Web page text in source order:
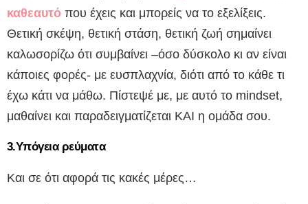
καθεαυτό που έχεις και μπορείς να το εξελίξεις.
Θετική σκέψη, θετική στάση, θετική ζωή σημαίνει
καλωσορίζω ότι συμβαίνει –όσο δύσκολο κι αν είναι
κάποιες φορές- με ευσπλαχνία, διότι από το κάθε τι
έχω κάτι να μάθω. Πίστεψέ με, με αυτό το mindset,
μαθαίνει και παραδειγματίζεται ΚΑΙ η ομάδα σου.
3.Υπόγεια ρεύματα
Και σε ότι αφορά τις κακές μέρες…